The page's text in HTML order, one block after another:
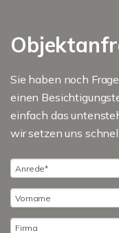
Sie haben noch
einen
einfach das
wir setzen uns